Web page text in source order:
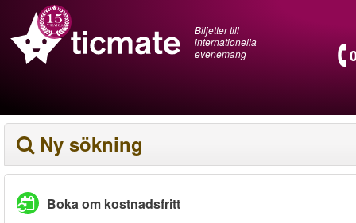
Biljetter till
internationella
evenemang
Ny sökning
Boka om kostnadsfritt